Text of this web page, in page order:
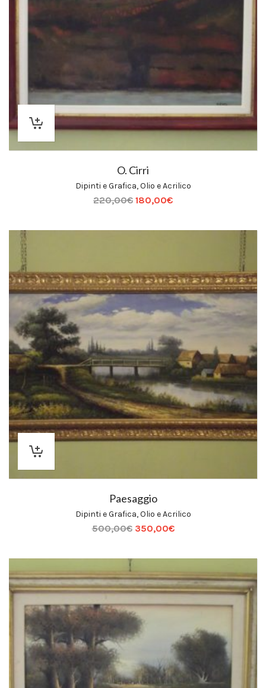
O. Cirri
Dipinti e Grafica,Olio e Acrilico
220,00€ 180,00€
Paesaggio
Dipinti e Grafica,Olio e Acrilico
500,00€ 350,00€